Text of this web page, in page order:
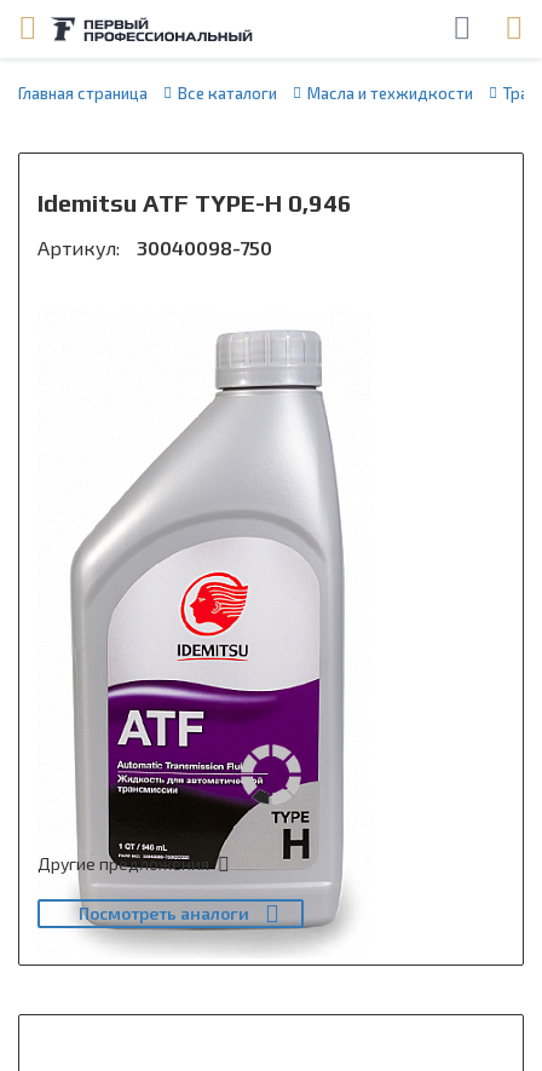
Главная страница Все каталоги Масла и техжидкости
Idemitsu ATF TYPE-H 0,946
Артикул: 30040098-750
Другие предложения
Посмотреть аналоги